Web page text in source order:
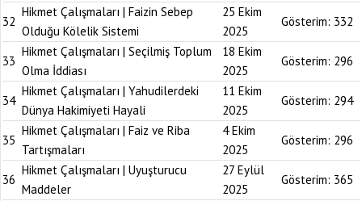
32
Hikmet Çalışmaları | Faizin Sebep
Olduğu Kölelik Sistemi
25 Ekim
2025
Gösterim: 332
33
Hikmet Çalışmaları | Seçilmiş Toplum
Olma İddiası
18 Ekim
2025
Gösterim: 296
34
Hikmet Çalışmaları | Yahudilerdeki
Dünya Hakimiyeti Hayali
11 Ekim
2025
Gösterim: 294
35
Hikmet Çalışmaları | Faiz ve Riba
Tartışmaları
4 Ekim
2025
Gösterim: 296
36
Hikmet Çalışmaları | Uyuşturucu
Maddeler
27 Eylül
2025
Gösterim: 365